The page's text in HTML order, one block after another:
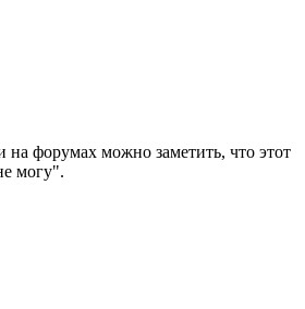
на форумах можно заметить, что этот
могу".